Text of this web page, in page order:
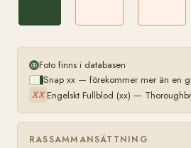
Foto finns i databasen
Snap xx — förekommer mer än en
XX Engelskt Fullblod (xx) —
RASSAMMANSÄTTNING